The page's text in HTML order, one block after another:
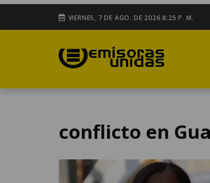
VIERNES, 7 DE AGO. DE 2026 8:25 P. M.
conflicto en